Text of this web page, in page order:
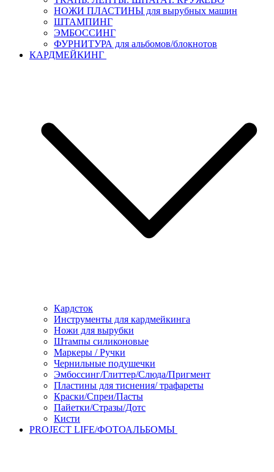
НОЖИ ПЛАСТИНЫ для вырубных машин
ШТАМПИНГ
ЭМБОССИНГ
ФУРНИТУРА для альбомов/блокнотов
КАРДМЕЙКИНГ
Кардсток
Инструменты для кардмейкинга
Ножи для вырубки
Штампы силиконовые
Маркеры / Ручки
Чернильные подушечки
Эмбоссинг/Глиттер/Слюда/Пригмент
Пластины для тиснения/ трафареты
Краски/Спреи/Пасты
Пайетки/Стразы/Дотс
Кисти
PROJECT LIFE/ФОТОАЛЬБОМЫ